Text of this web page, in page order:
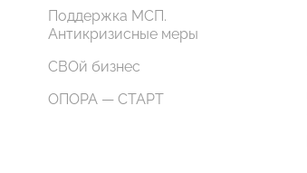
Поддержка МСП.
Антикризисные меры
СВОй бизнес
ОПОРА — СТАРТ